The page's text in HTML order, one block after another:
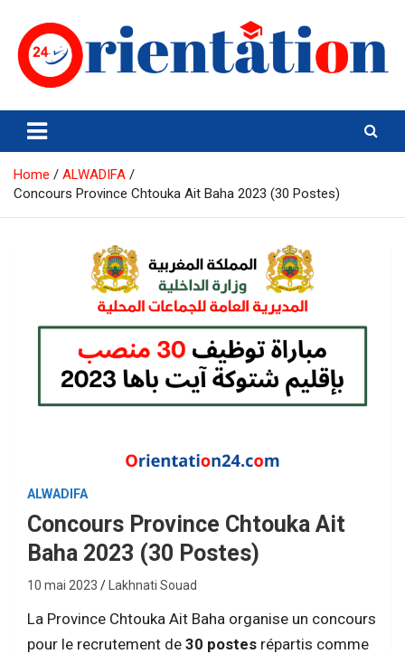
content
Orientation24
Emploi et Orientation au Maroc
Home
ALWADIFA
Concours Province Chtouka Ait Baha 2023 (30 Postes)
ALWADIFA
Concours Province Chtouka Ait
Baha 2023 (30 Postes)
10 mai 2023 Lakhnati Souad
La Province Chtouka Ait Baha organise un concours
pour le recrutement de 30 postes répartis comme